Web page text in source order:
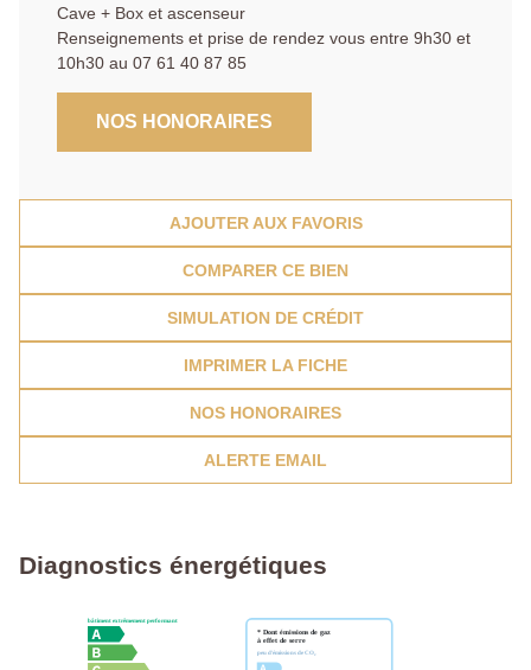
Cave + Box et ascenseur
Renseignements et prise de rendez vous entre 9h30 et
10h30 au 07 61 40 87 85
NOS HONORAIRES
AJOUTER AUX FAVORIS
COMPARER CE BIEN
SIMULATION DE CRÉDIT
IMPRIMER LA FICHE
NOS HONORAIRES
ALERTE EMAIL
Diagnostics énergétiques